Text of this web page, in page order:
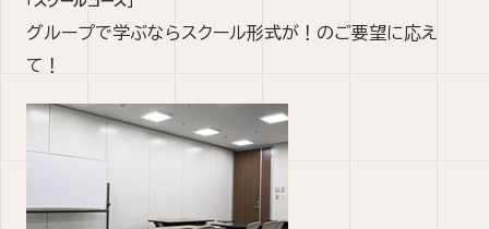
グループで学ぶならスクール形式が！のご要望に応え
て！